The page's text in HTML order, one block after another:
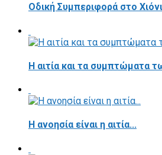
Οδική Συμπεριφορά στο Χιόνι
Η αιτία και τα συμπτώματα
Η ανοησία είναι η αιτία...